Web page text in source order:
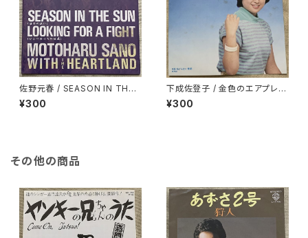
佐野元春 / SEASON IN THE
SUN -夏草の誘い
¥300
下成佐登子 / 金色のエアプレー
ン
¥300
その他の商品